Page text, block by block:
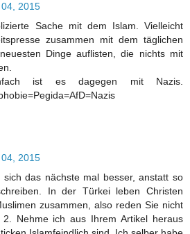
2015
Sache mit dem Islam. Vielleicht
zusammen mit dem täglichen
Dinge auflisten, die nichts mit
ist es dagegen mit Nazis.
2015
sich das nächste mal besser, anstatt so
In der Türkei leben Christen
zusammen, also reden Sie nicht
Nehme ich aus Ihrem Artikel heraus